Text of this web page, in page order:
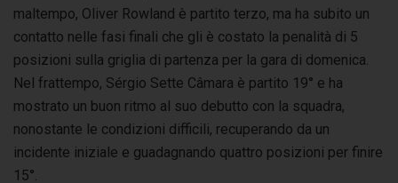
maltempo, Oliver Rowland è partito terzo, ma ha subito un
contatto nelle fasi finali che gli è costato la penalità di 5
posizioni sulla griglia di partenza per la gara di domenica.
Nel frattempo, Sérgio Sette Câmara è partito 19° e ha
mostrato un buon ritmo al suo debutto con la squadra,
nonostante le condizioni difficili, recuperando da un
incidente iniziale e guadagnando quattro posizioni per finire
15°.